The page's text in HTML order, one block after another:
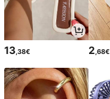
13 ,38€ 2 ,68€